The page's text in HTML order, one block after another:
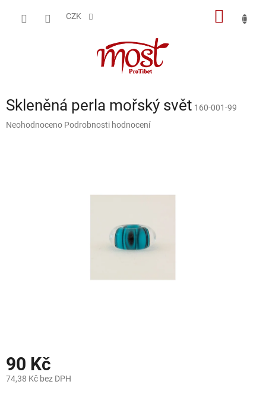
CZK
Skleněná perla mořský svět 160-001-99
Průměrné
Neohodnoceno Podrobnosti hodnocení
90 Kč
74,38 Kč bez DPH